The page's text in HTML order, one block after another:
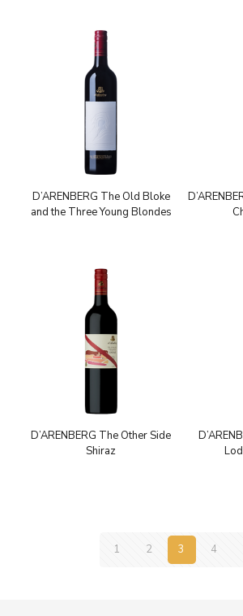
D’ARENBERG The Old Bloke
and the Three Young Blondes
D’ARENBERG The Other Side
Shiraz
1 2 3 4